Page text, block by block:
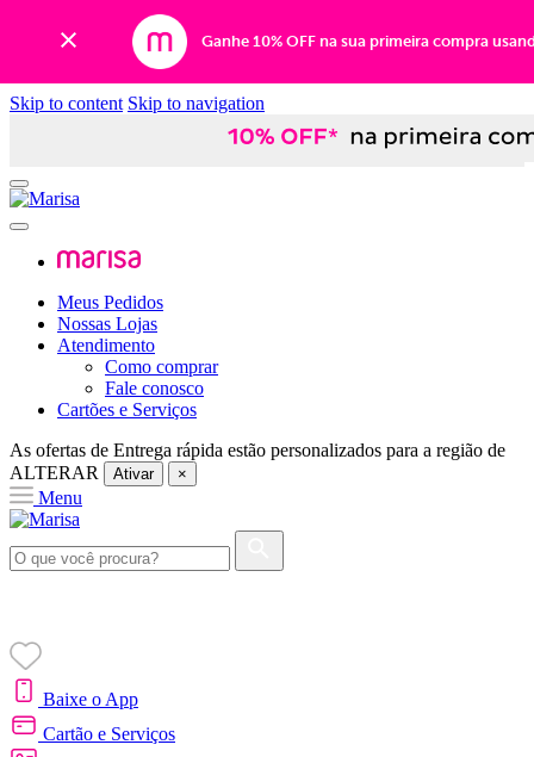
Ganhe 10% OFF na sua primeira compra
Skip to content Skip to navigation
Meus Pedidos
Nossas Lojas
Atendimento
Como comprar
Fale conosco
Cartões e Serviços
As ofertas de Entrega rápida estão personalizados para a região de
ALTERAR
Ativar ×
Menu
Baixe o App
Cartão e Serviços